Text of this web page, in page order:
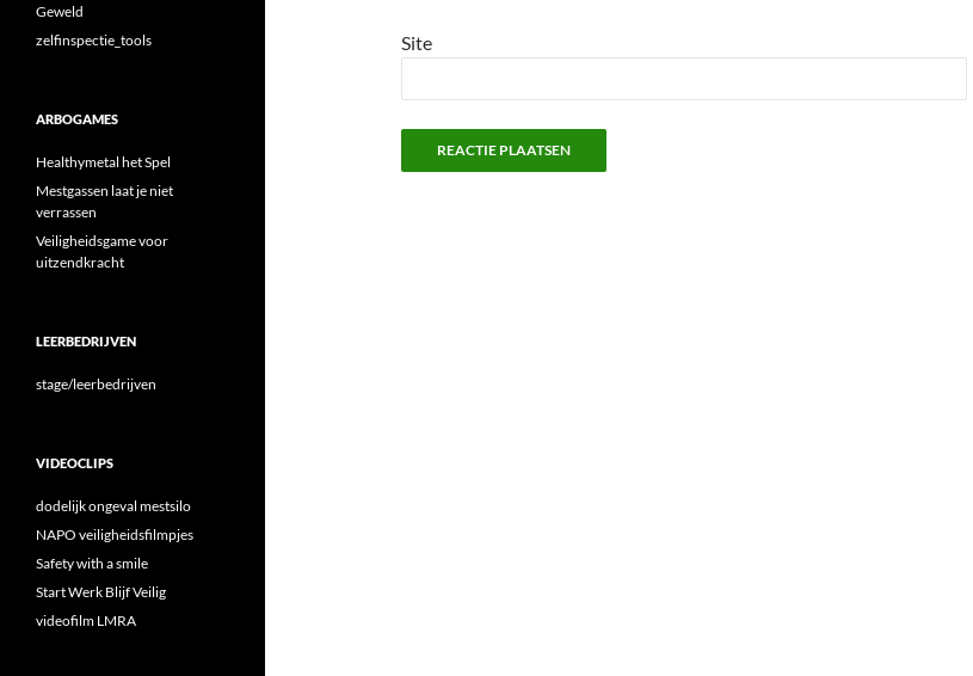
Site
Geweld
zelfinspectie_tools
ARBOGAMES
Healthymetal het Spel
Mestgassen laat je niet
verrassen
Veiligheidsgame voor
uitzendkracht
LEERBEDRIJVEN
stage/leerbedrijven
VIDEOCLIPS
dodelijk ongeval mestsilo
NAPO veiligheidsfilmpjes
Safety with a smile
Start Werk Blijf Veilig
videofilm LMRA